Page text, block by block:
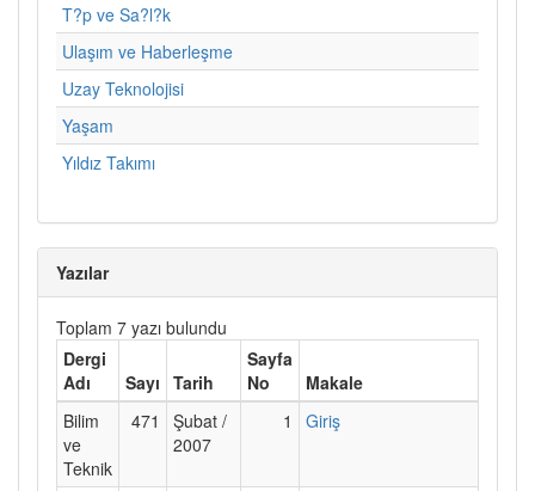
T?p ve Sa?l?k
Ulaşım ve Haberleşme
Uzay Teknolojisi
Yaşam
Yıldız Takımı
Yazılar
Toplam 7 yazı bulundu
Dergi
Adı
Sayı Tarih
Sayfa
No
Makale
Bilim
ve
Teknik
471
Şubat /
2007
1 Giriş